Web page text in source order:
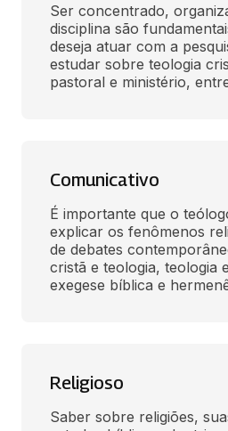
Ser concentrado,
disciplina são
deseja atuar com a
estudar sobre teologia
pastoral e ministério,
Comunicativo
É importante que o
explicar os fenômenos
de debates
cristã e teologia, teologia
exegese bíblica e
Religioso
Saber sobre religiões,